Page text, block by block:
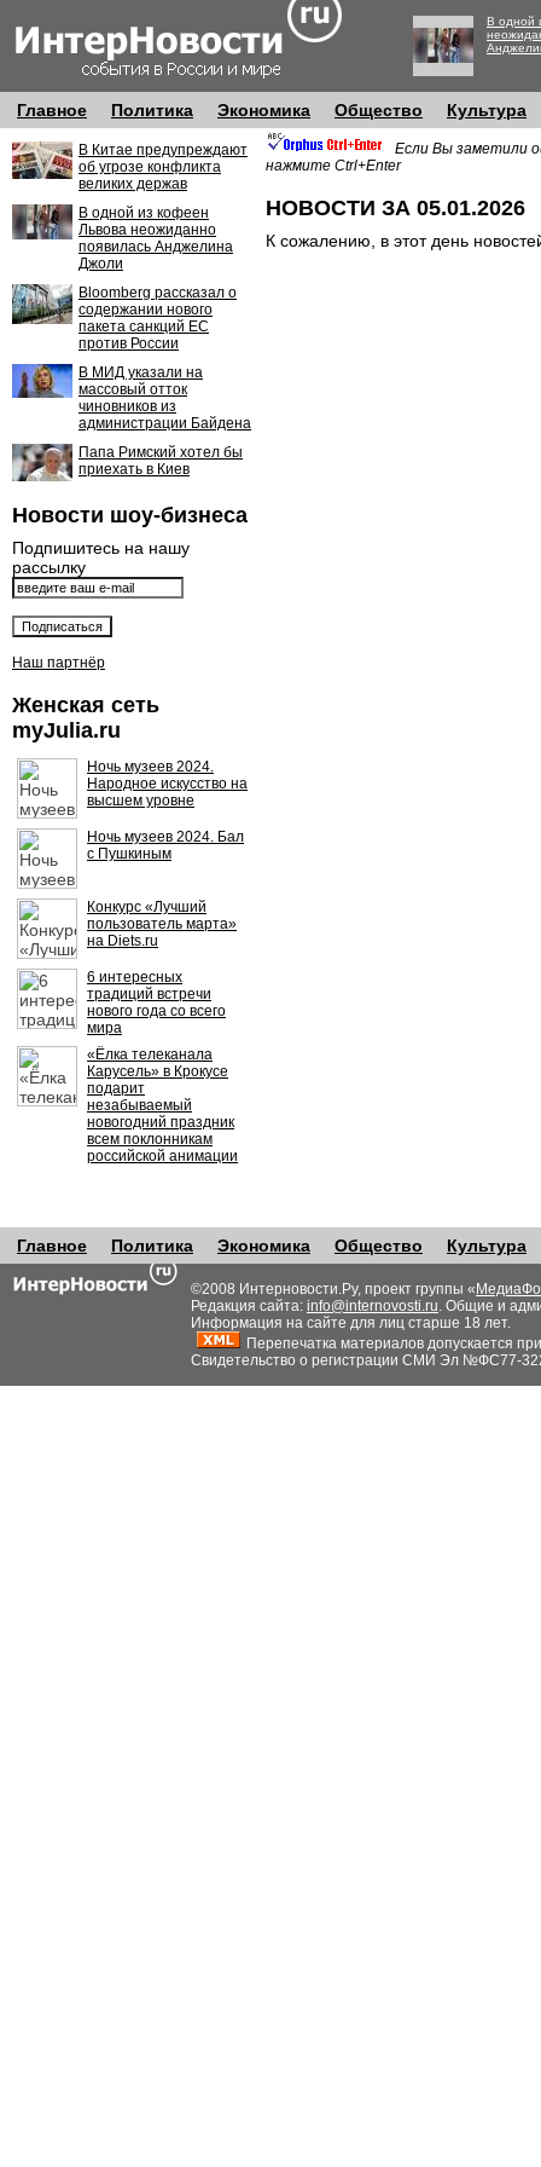
В одной
Главное Политика Экономика Общество Культура
В Китае предупреждают
об угрозе конфликта
великих держав
В одной из кофеен
Львова неожиданно
появилась Анджелина
Джоли
Bloomberg рассказал о
содержании нового
пакета санкций ЕС
против России
В МИД указали на
массовый отток
чиновников из
администрации Байдена
Папа Римский хотел бы
приехать в Киев
Новости шоу-бизнеса
Подпишитесь на нашу
рассылку
Наш партнёр
Женская сеть
myJulia.ru
Ночь музеев 2024.
Народное искусство на
высшем уровне
Ночь музеев 2024. Бал
с Пушкиным
Конкурс «Лучший
пользователь марта»
на Diets.ru
6 интересных
традиций встречи
нового года со всего
мира
«Ёлка телеканала
Карусель» в Крокусе
подарит
незабываемый
новогодний праздник
всем поклонникам
российской анимации
Если Вы заметили
нажмите Ctrl+Enter
НОВОСТИ ЗА 05.01.2026
К сожалению, в этот день
Главное Политика Экономика Общество Культура
©2008 Интерновости.Ру, проект группы «
Редакция сайта: info@internovosti.ru. Общие и
Информация на сайте для лиц старше 18 лет.
Перепечатка материалов допускается
Свидетельство о регистрации СМИ Эл №ФС77-